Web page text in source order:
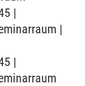
|
|
|